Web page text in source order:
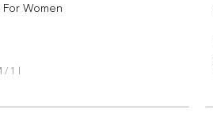
Women
/ 1 l